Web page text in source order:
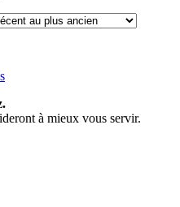
à mieux vous servir.